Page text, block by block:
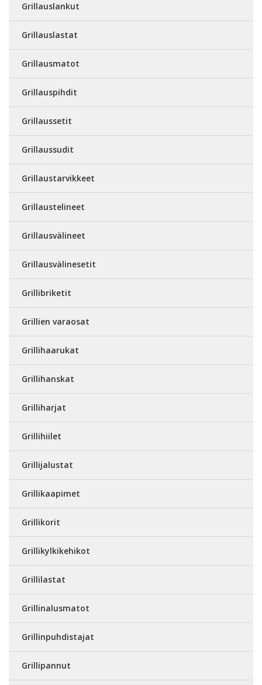
Grillauslankut
Grillauslastat
Grillausmatot
Grillauspihdit
Grillaussetit
Grillaussudit
Grillaustarvikkeet
Grillaustelineet
Grillausvälineet
Grillausvälinesetit
Grillibriketit
Grillien varaosat
Grillihaarukat
Grillihanskat
Grilliharjat
Grillihiilet
Grillijalustat
Grillikaapimet
Grillikorit
Grillikylkikehikot
Grillilastat
Grillinalusmatot
Grillinpuhdistajat
Grillipannut